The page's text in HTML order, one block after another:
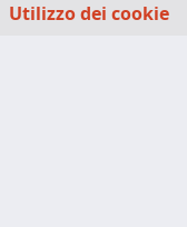
Utilizzo dei cookie